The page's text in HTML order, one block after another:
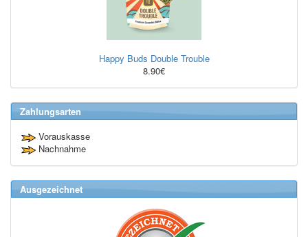
Happy Buds Double Trouble
8.90€
Zahlungsarten
Vorauskasse
Nachnahme
Ausgezeichnet